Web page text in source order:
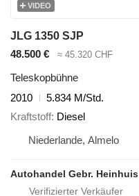
VIDEO
JLG 1350 SJP
48.500 €
≈ 45.320 CHF
Teleskopbühne
2010
5.834 M/Std.
Kraftstoff Diesel
Niederlande, Almelo
Autohandel Gebr. Heinhuis